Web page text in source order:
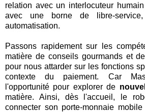
relation avec un interlocuteur
avec une borne de libre-
automatisation.
Passons rapidement sur les
matière de conseils gourmands et
pour nous attarder sur les fonctions
contexte du paiement. Car
l'opportunité pour explorer de
matière. Ainsi, dès l'accueil, le
connecter son porte-monnaie mobile